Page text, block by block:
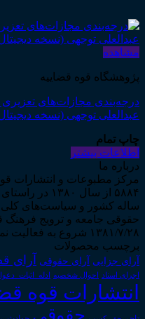
مشاهده
پژوهشگاه قوه قضاییه
درجه‌بندی مجازات‌های تعزیری
عبدالعلی توجهی (نسخه
چاپ تمام
اطلاعات بیشتر
درباره ما
مرکز مطبوعات و انتشارات
۵۸۸۴ از سال
ساله کشور و سیاست‌های کلی
۱۳۸۱/۷/۲۸ شروع به فعالیت نمود...
برچسب محصولات
آرای جزایی آرای حقوقی آرای
اجرای اسناد احوال شخصیه ادله_اثبات_دعوا
انتشارات قوه